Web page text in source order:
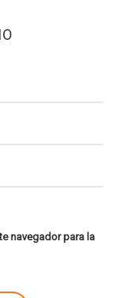
navegador para la